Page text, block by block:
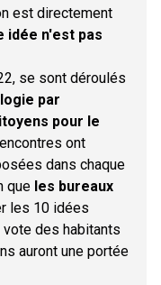
est directement
idée n'est pas
se sont déroulés
par
pour le
ont
dans chaque
que les bureaux
les 10 idées
des habitants
auront une portée